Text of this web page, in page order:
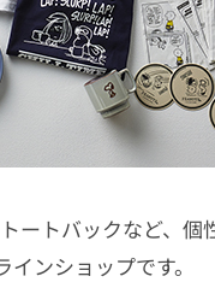
ートバックなど、個
ンショップです。